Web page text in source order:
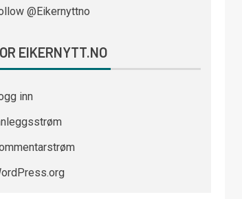
@Eikernyttno
EIKERNYTT.NO
inn